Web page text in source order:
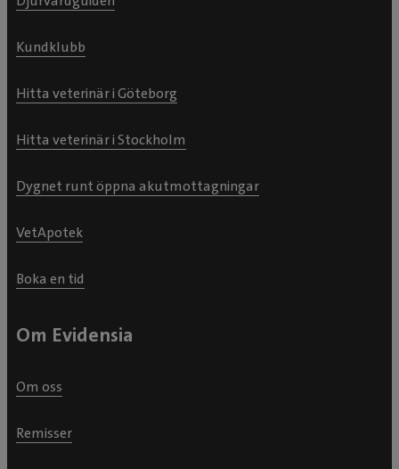
Kundklubb
Hitta veterinär i Göteborg
Hitta veterinär i Stockholm
Dygnet runt öppna akutmottagningar
VetApotek
Boka en tid
Om Evidensia
Om oss
Remisser